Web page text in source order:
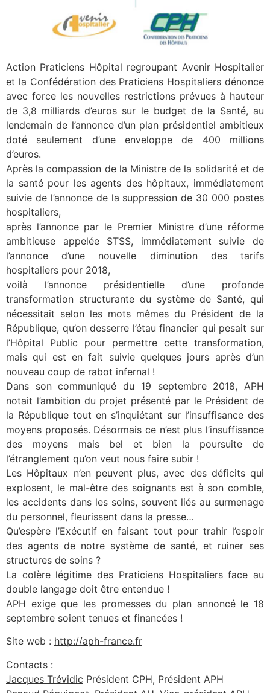
Action Praticiens Hôpital regroupant Avenir Hospitalier
et la Confédération des Praticiens Hospitaliers dénonce
avec force les nouvelles restrictions prévues à hauteur
de 3,8 milliards d’euros sur le budget de la Santé, au
lendemain de l’annonce d’un plan présidentiel ambitieux
doté seulement d’une enveloppe de 400 millions
d’euros.
Après la compassion de la Ministre de la solidarité et de
la santé pour les agents des hôpitaux, immédiatement
suivie de l’annonce de la suppression de 30 000 postes
hospitaliers,
après l’annonce par le Premier Ministre d’une réforme
ambitieuse appelée STSS, immédiatement suivie de
l’annonce d’une nouvelle diminution des tarifs
hospitaliers pour 2018,
voilà l’annonce présidentielle d’une profonde
transformation structurante du système de Santé, qui
nécessitait selon les mots mêmes du Président de la
République, qu’on desserre l’étau financier qui pesait sur
l’Hôpital Public pour permettre cette transformation,
mais qui est en fait suivie quelques jours après d’un
nouveau coup de rabot infernal !
Dans son communiqué du 19 septembre 2018, APH
notait l’ambition du projet présenté par le Président de
la République tout en s’inquiétant sur l’insuffisance des
moyens proposés. Désormais ce n’est plus l’insuffisance
des moyens mais bel et bien la poursuite de
l’étranglement qu’on veut nous faire subir !
Les Hôpitaux n’en peuvent plus, avec des déficits qui
explosent, le mal-être des soignants est à son comble,
les accidents dans les soins, souvent liés au surmenage
du personnel, fleurissent dans la presse…
Qu’espère l’Exécutif en faisant tout pour trahir l’espoir
des agents de notre système de santé, et ruiner ses
structures de soins ?
La colère légitime des Praticiens Hospitaliers face au
double langage doit être entendue !
APH exige que les promesses du plan annoncé le 18
septembre soient tenues et financées !
Site web : http://aph-france.fr
Contacts :
Jacques Trévidic Président CPH, Président APH